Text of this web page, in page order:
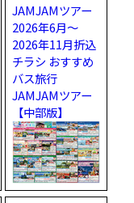
JAMJAMツアー
2026年6月～
2026年11月折込
チラシ おすすめ
バス旅行
JAMJAMツアー
【中部版】